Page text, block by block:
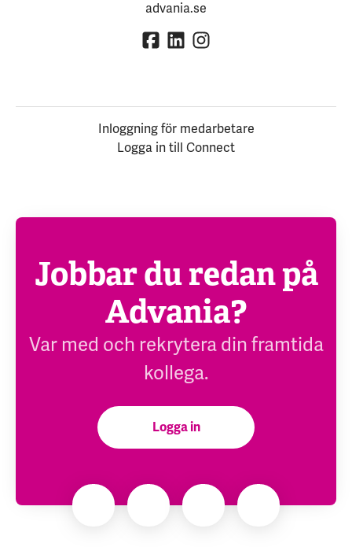
advania.se
Inloggning för medarbetare
Logga in till Connect
Jobbar du redan på
Advania?
Var med och rekrytera din framtida
kollega.
Logga in